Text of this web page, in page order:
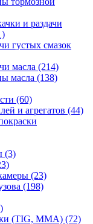
и раздачи
густых смазок
масла (214)
масла (138)
(60)
и агрегатов (44)
(3)
(23)
(198)
(TIG, MMA) (72)